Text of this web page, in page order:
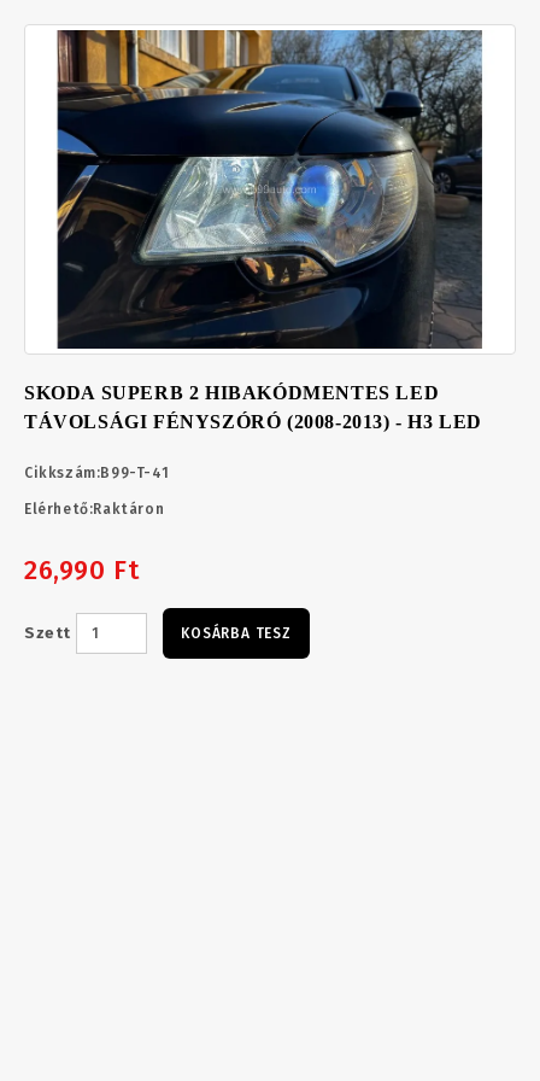
SKODA SUPERB 2 HIBAKÓDMENTES LED
TÁVOLSÁGI FÉNYSZÓRÓ (2008-2013) - H3 LED
Cikkszám:B99-T-41
Elérhető:Raktáron
26,990 Ft
Szett KOSÁRBA TESZ